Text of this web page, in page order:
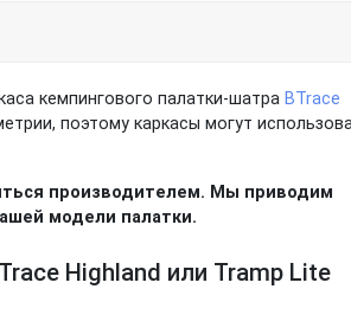
кемпингового палатки-шатра BTrace
поэтому каркасы могут
производителем. Мы приводим
модели палатки.
Highland или Tramp Lite